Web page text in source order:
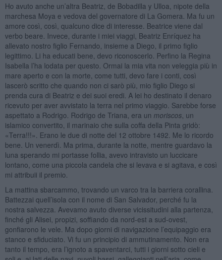
Ho avuto anche un’altra Beatriz, de Bobadilla y Ulloa, nipote della
marchesa Moya e vedova del governatore di La Gomera. Ma fu un
amore così, così, qualcuno dice di interesse. Beatrice viene dal
verbo beare. Invece, durante i miei viaggi, Beatriz Enríquez ha
allevato nostro figlio Fernando, insieme a Diego, il primo figlio
legittimo. Li ha educati bene, devo riconoscerlo. Perfino la Regina
Isabella l’ha lodata per questo. Ormai la mia vita non veleggia più in
mare aperto e con la morte, come tutti, devo fare i conti, così
lascerò scritto che quando non ci sarò più, mio figlio Diego si
prenda cura di Beatriz e dei suoi eredi. A lei ho destinato il denaro
ricevuto per aver avvistato la terra nel primo viaggio. Sarebbe forse
aspettato a Rodrigo. Rodrigo de Triana, era un moriscos, un
islamico convertito, il marinaio che sulla coffa della Pinta gridò:
«Terra!!!». Erano le due di notte del 12 ottobre 1492. Me lo ricordo
bene. Un venerdì. Ma prima, durante la notte, mentre guardavo la
luna sperando mi portasse follia, avevo intravisto un luccicare
lontano, come una piccola candela che si levava e si agitava, e così
mi attribuii il premio.
La mattina sbarcammo, trovando un varco tra la barriera corallina.
Battezzai quell’isola con il nome di San Salvador, perché fu la
nostra salvezza. Avevamo avuto diverse vicissitudini alla partenza,
finché gli Alisei, propizi, soffiando da nord-est a sud-ovest,
gonfiarono le vele. Ma dopo giorni di navigazione l’equipaggio era
stanco e sfiduciato. Vi fu un principio di ammutinamento. Non era
tanto il tempo, era l’ignoto a spaventarci, tutti i giorni sotto cieli e